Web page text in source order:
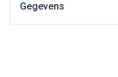
Gegevens